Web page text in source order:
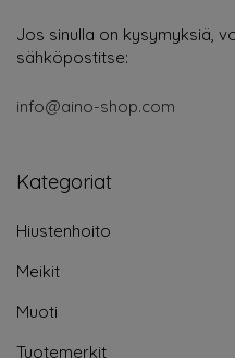
Jos sinulla on kysymyksiä,
sähköpostitse:
info@aino-shop.com
Kategoriat
Hiustenhoito
Meikit
Muoti
Tuotemerkit